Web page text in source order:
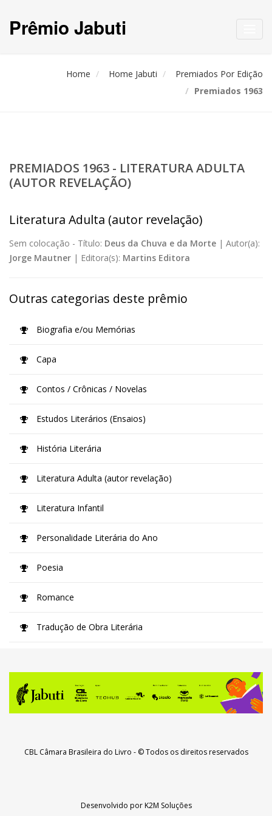
Prêmio Jabuti
Home Home Jabuti
Premiados Por Edição
Premiados 1963
PREMIADOS 1963 - LITERATURA ADULTA
(AUTOR REVELAÇÃO)
Literatura Adulta (autor revelação)
Sem colocação - Título: Deus da Chuva e da Morte | Autor(a):
Jorge Mautner | Editora(s): Martins Editora
Outras categorias deste prêmio
Biografia e/ou Memórias
Capa
Contos / Crônicas / Novelas
Estudos Literários (Ensaios)
História Literária
Literatura Adulta (autor revelação)
Literatura Infantil
Personalidade Literária do Ano
Poesia
Romance
Tradução de Obra Literária
CBL Câmara Brasileira do Livro - © Todos os direitos reservados
Desenvolvido porK2M Soluções